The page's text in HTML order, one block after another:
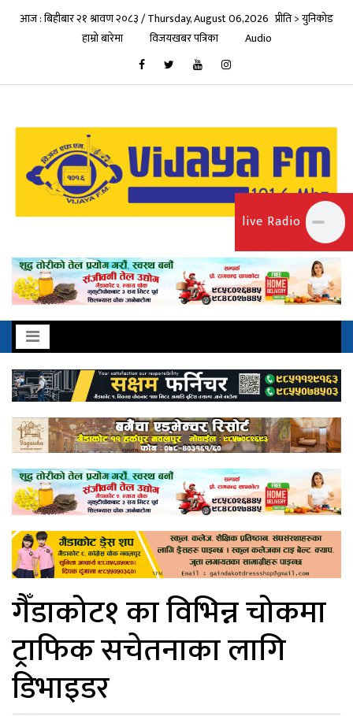
आज : बिहीबार २१ श्रावण २०८३ / Thursday, August 06,2026 प्रीति > युनिकोड
हाम्रो बारेमा
विजयखबर पत्रिका Audio
गैँडाकोट१ का विभिन्न चोकमा
ट्राफिक सचेतनाका लागि
डिभाइडर
live Radio